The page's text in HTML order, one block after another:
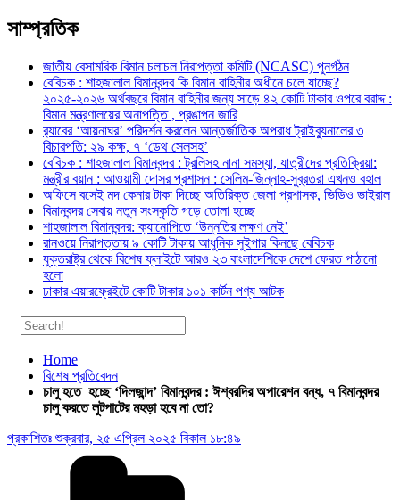
সাম্প্রতিক
জাতীয় বেসামরিক বিমান চলাচল নিরাপত্তা কমিটি (NCASC) পুনর্গঠন
বেবিচক : শাহজালাল বিমানবন্দর কি বিমান বাহিনীর অধীনে চলে যাচ্ছে?
২০২৫-২০২৬ অর্থবছরে বিমান বাহিনীর জন্য সাড়ে ৪২ কোটি টাকার ওপরে বরাদ্দ :
বিমান মন্ত্রণালয়ের অনাপত্তি , প্রঙাপন জারি
র‍্যাবের ‘আয়নাঘর’ পরিদর্শন করলেন আন্তর্জাতিক অপরাধ ট্রাইব্যুনালের ৩
বিচারপতি: ২৯ কক্ষ, ৭ ‘ডেথ সেলসহ’
বেবিচক : শাহজালাল বিমানবন্দর : ট্রলিসহ নানা সমস্যা, যাত্রীদের প্রতিক্রিয়া:
মন্ত্রীর বয়ান : আওয়ামী দোসর প্রশাসন : সেলিম-জিন্নাহ-সুব্রতরা এখনও বহাল
অফিসে বসেই মদ কেনার টাকা দিচ্ছে অতিরিক্ত জেলা প্রশাসক, ভিডিও ভাইরাল
বিমানবন্দর সেবায় নতুন সংস্কৃতি গড়ে তোলা হচ্ছে
শাহজালাল বিমানবন্দর: ক্যানোপিতে ‘উন্নতির লক্ষণ নেই’
রানওয়ে নিরাপত্তায় ৯ কোটি টাকায় আধুনিক সুইপার কিনছে বেবিচক
যুক্তরাষ্ট্র থেকে বিশেষ ফ্লাইটে আরও ২৩ বাংলাদেশিকে দেশে ফেরত পাঠানো
হলো
ঢাকার এয়ারফ্রেইটে কোটি টাকার ১০১ কার্টন পণ্য আটক
Home
বিশেষ প্রতিবেদন
চালু হতে হচ্ছে ‘দিলজান্দ’ বিমানবন্দর : ঈশ্বরদির অপারেশন বন্ধ, ৭ বিমানবন্দর
চালু করতে লুটপাটের মহড়া হবে না তো?
প্রকাশিতঃশুক্রবার, ২৫ এপ্রিল ২০২৫ বিকাল ১৮:৪৯